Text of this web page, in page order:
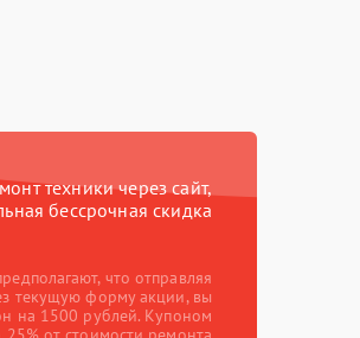
техники через сайт,
бессрочная скидка
что отправляя
текущую форму акции, вы
на 1500 рублей. Купоном